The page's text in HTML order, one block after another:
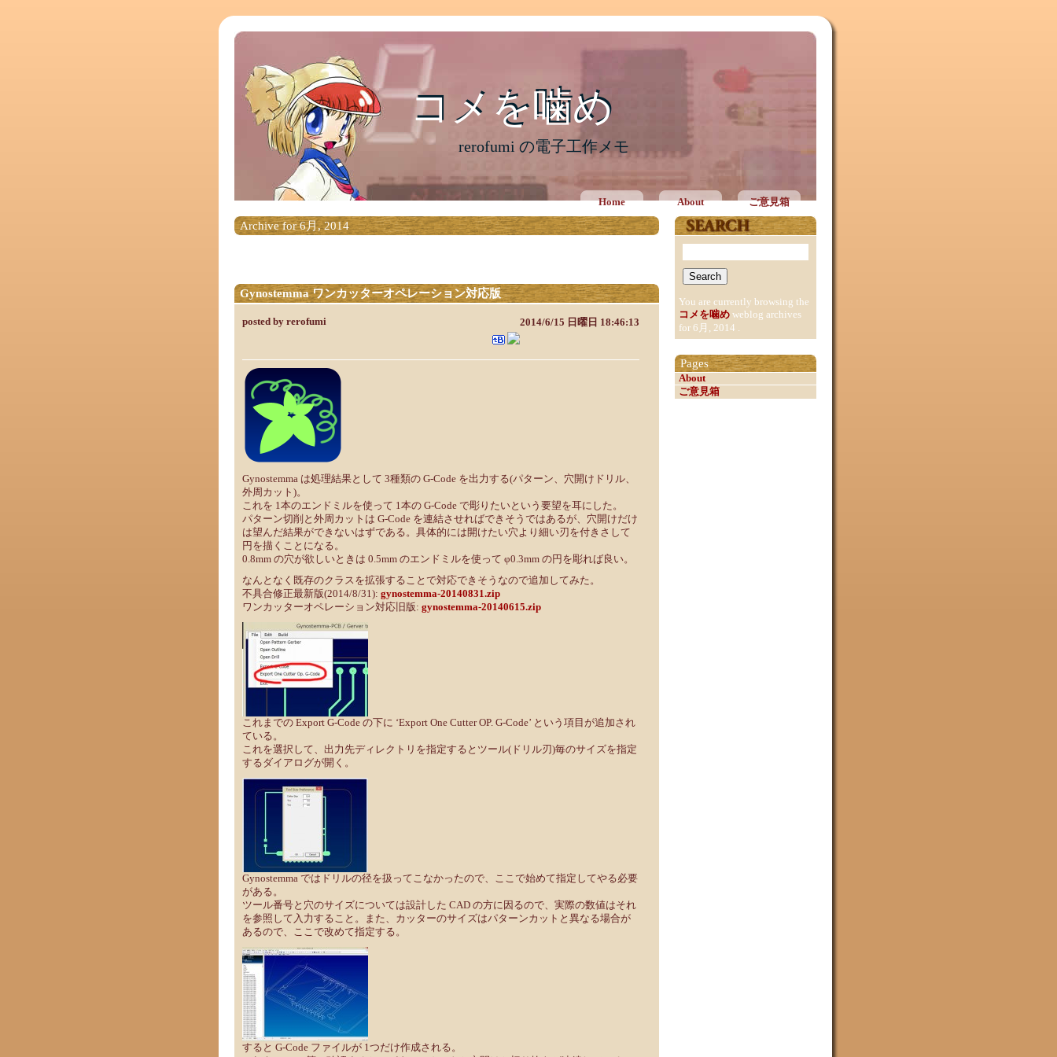
コメを噛め
コメを噛め
rerofumi の電子工作メモ
Home About ご意見箱
Archive for 6月, 2014
Gynostemma ワンカッターオペレーション対応版
posted by rerofumi 2014/6/15 日曜日 18:46:13
Gynostemma は処理結果として 3種類の G-Code を出力する(パターン、穴開けドリル、
外周カット)。
これを 1本のエンドミルを使って 1本の G-Code で彫りたいという要望を耳にした。
パターン切削と外周カットは G-Code を連結させればできそうではあるが、穴開けだけ
は望んだ結果ができないはずである。具体的には開けたい穴より細い刃を付きさして
円を描くことになる。
0.8mm の穴が欲しいときは 0.5mm のエンドミルを使って φ0.3mm の円を彫れば良い。
なんとなく既存のクラスを拡張することで対応できそうなので追加してみた。
不具合修正最新版(2014/8/31): gynostemma-20140831.zip
ワンカッターオペレーション対応旧版: gynostemma-20140615.zip
これまでの Export G-Code の下に ‘Export One Cutter OP. G-Code’ という項目が追加され
ている。
これを選択して、出力先ディレクトリを指定するとツール(ドリル刃)毎のサイズを指定
するダイアログが開く。
Gynostemma ではドリルの径を扱ってこなかったので、ここで始めて指定してやる必要
がある。
ツール番号と穴のサイズについては設計した CAD の方に因るので、実際の数値はそれ
を参照して入力すること。また、カッターのサイズはパターンカットと異なる場合が
あるので、ここで改めて指定する。
すると G-Code ファイルが 1つだけ作成される。
You are currently browsing the
コメを噛め weblog archives
for 6月, 2014 .
Pages
About
ご意見箱